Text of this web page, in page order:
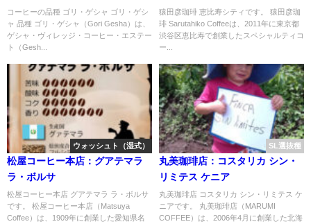
コーヒーの品種 ゴリ・ゲシャ ゴリ・ゲシ
ャ 品種 ゴリ・ゲシャ（Gori Gesha）は、
ゲシャ・ヴィレッジ・コーヒー・エステー
ト（Gesh...
猿田彦珈琲 恵比寿シティです。 猿田彦珈
琲 Sarutahiko Coffeeは、2011年に東京都
渋谷区恵比寿で創業したスペシャルティコ
ー...
ウォッシュト（湿式）
松屋コーヒー本店：グアテマラ
ラ・ボルサ
松屋コーヒー本店 グアテマラ ラ・ボルサ
です。 松屋コーヒー本店（Matsuya
Coffee）は、1909年に創業した愛知県名
SL選抜種
丸美珈琲店：コスタリカ シン・
リミテス ケニア
丸美珈琲店 コスタリカ シン・リミテス ケ
ニアです。 丸美珈琲店（MARUMI
COFFEE）は、2006年4月に創業した北海